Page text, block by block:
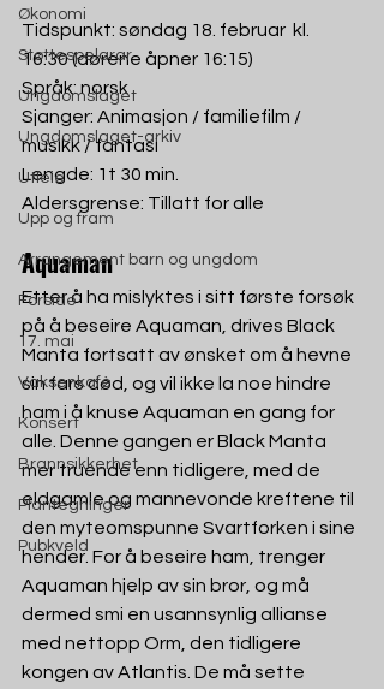
Økonomi
Støttespelarar
Ungdomslaget
Ungdomslaget-arkiv
Utleie
Upp og fram
Arrangement barn og ungdom
Forside
17. mai
Vaksenkafè
Konsert
Brannsikkerhet
Plantegninger
Pubkveld
Tidspunkt: søndag 18. februar  kl.
16:30 (dørene åpner 16:15)
Språk: norsk
Sjanger: Animasjon / familiefilm /
musikk / fantasi
Lengde: 1t 30 min.
Aldersgrense: Tillatt for alle
Aquaman
Etter å ha mislyktes i sitt første forsøk
på å beseire Aquaman, drives Black
Manta fortsatt av ønsket om å hevne
sin fars død, og vil ikke la noe hindre
ham i å knuse Aquaman en gang for
alle. Denne gangen er Black Manta
mer truende enn tidligere, med de
eldgamle og mannevonde kreftene til
den myteomspunne Svartforken i sine
hender. For å beseire ham, trenger
Aquaman hjelp av sin bror, og må
dermed smi en usannsynlig allianse
med nettopp Orm, den tidligere
kongen av Atlantis. De må sette